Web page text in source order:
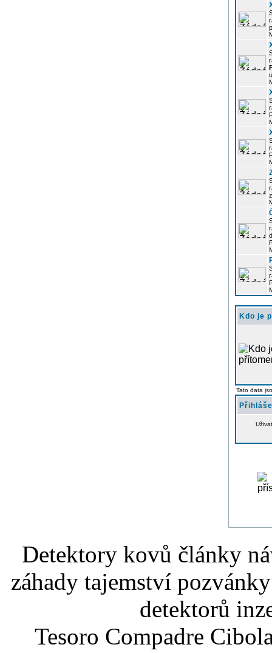
Kdo je
Tato data
Detektory kovů články
záhady tajemství
detektorů
Tesoro Compadre